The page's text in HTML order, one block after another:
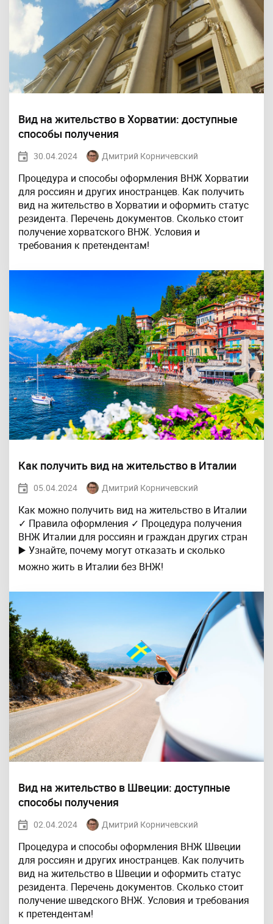
Вид на жительство в Хорватии: доступные
способы получения
30.04.2024 Дмитрий Корничевский
Процедура и способы оформления ВНЖ Хорватии
для россиян и других иностранцев. Как получить
вид на жительство в Хорватии и оформить статус
резидента. Перечень документов. Сколько стоит
получение хорватского ВНЖ. Условия и
требования к претендентам!
Как получить вид на жительство в Италии
05.04.2024 Дмитрий Корничевский
Как можно получить вид на жительство в Италии
✓ Правила оформления ✓ Процедура получения
ВНЖ Италии для россиян и граждан других стран
▶️ Узнайте, почему могут отказать и сколько
можно жить в Италии без ВНЖ!
Вид на жительство в Швеции: доступные
способы получения
02.04.2024 Дмитрий Корничевский
Процедура и способы оформления ВНЖ Швеции
для россиян и других иностранцев. Как получить
вид на жительство в Швеции и оформить статус
резидента. Перечень документов. Сколько стоит
получение шведского ВНЖ. Условия и требования
к претендентам!